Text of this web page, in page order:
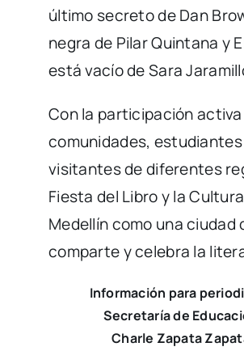
último secreto de Dan
negra de Pilar Quintana y
está vacío de Sara
Con la participación
comunidades,
visitantes de diferentes
Fiesta del Libro y la
Medellín como una ciudad
comparte y celebra la
Información para
Secretaría de
Charle Zapata